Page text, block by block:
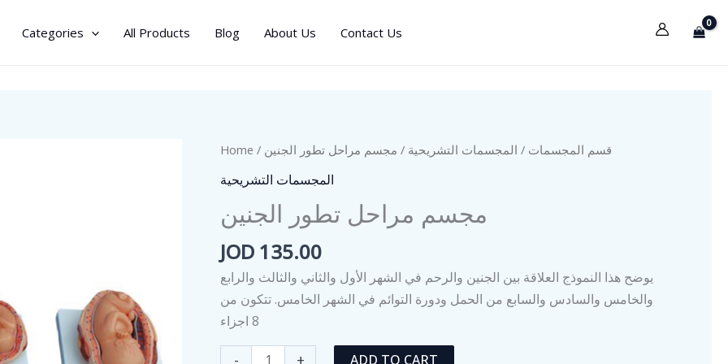
Categories All Products Blog About Us Contact Us
Home / قسم المجسمات / المجسمات التشريحية / مجسم مراحل تطور الجنين
المجسمات التشريحية
مجسم مراحل تطور الجنين
JOD 135.00
يوضح هذا النموذج العلاقة بين الجنين والرحم في الشهر الأول والثاني والثالث والرابع
والخامس والسادس والسابع من الحمل ودورة التوائم في الشهر الخامس. تتكون من
8 اجزاء
ADD TO CART